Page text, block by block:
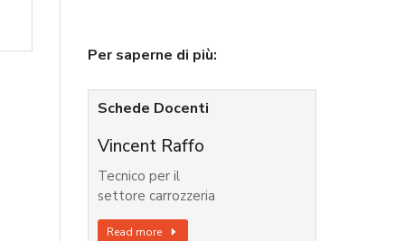
Per saperne di più:
Schede Docenti
Vincent Raffo
Tecnico per il
settore carrozzeria
Read more